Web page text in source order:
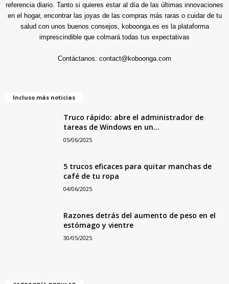
referencia diario. Tanto si quieres estar al día de las últimas innovaciones
en el hogar, encontrar las joyas de las compras más raras o cuidar de tu
salud con unos buenos consejos, koboonga.es es la plataforma
imprescindible que colmará todas tus expectativas
Contáctanos: contact@koboonga.com
Incluso más noticias
Truco rápido: abre el administrador de
tareas de Windows en un...
05/06/2025
5 trucos eficaces para quitar manchas de
café de tu ropa
04/06/2025
Razones detrás del aumento de peso en el
estómago y vientre
30/05/2025